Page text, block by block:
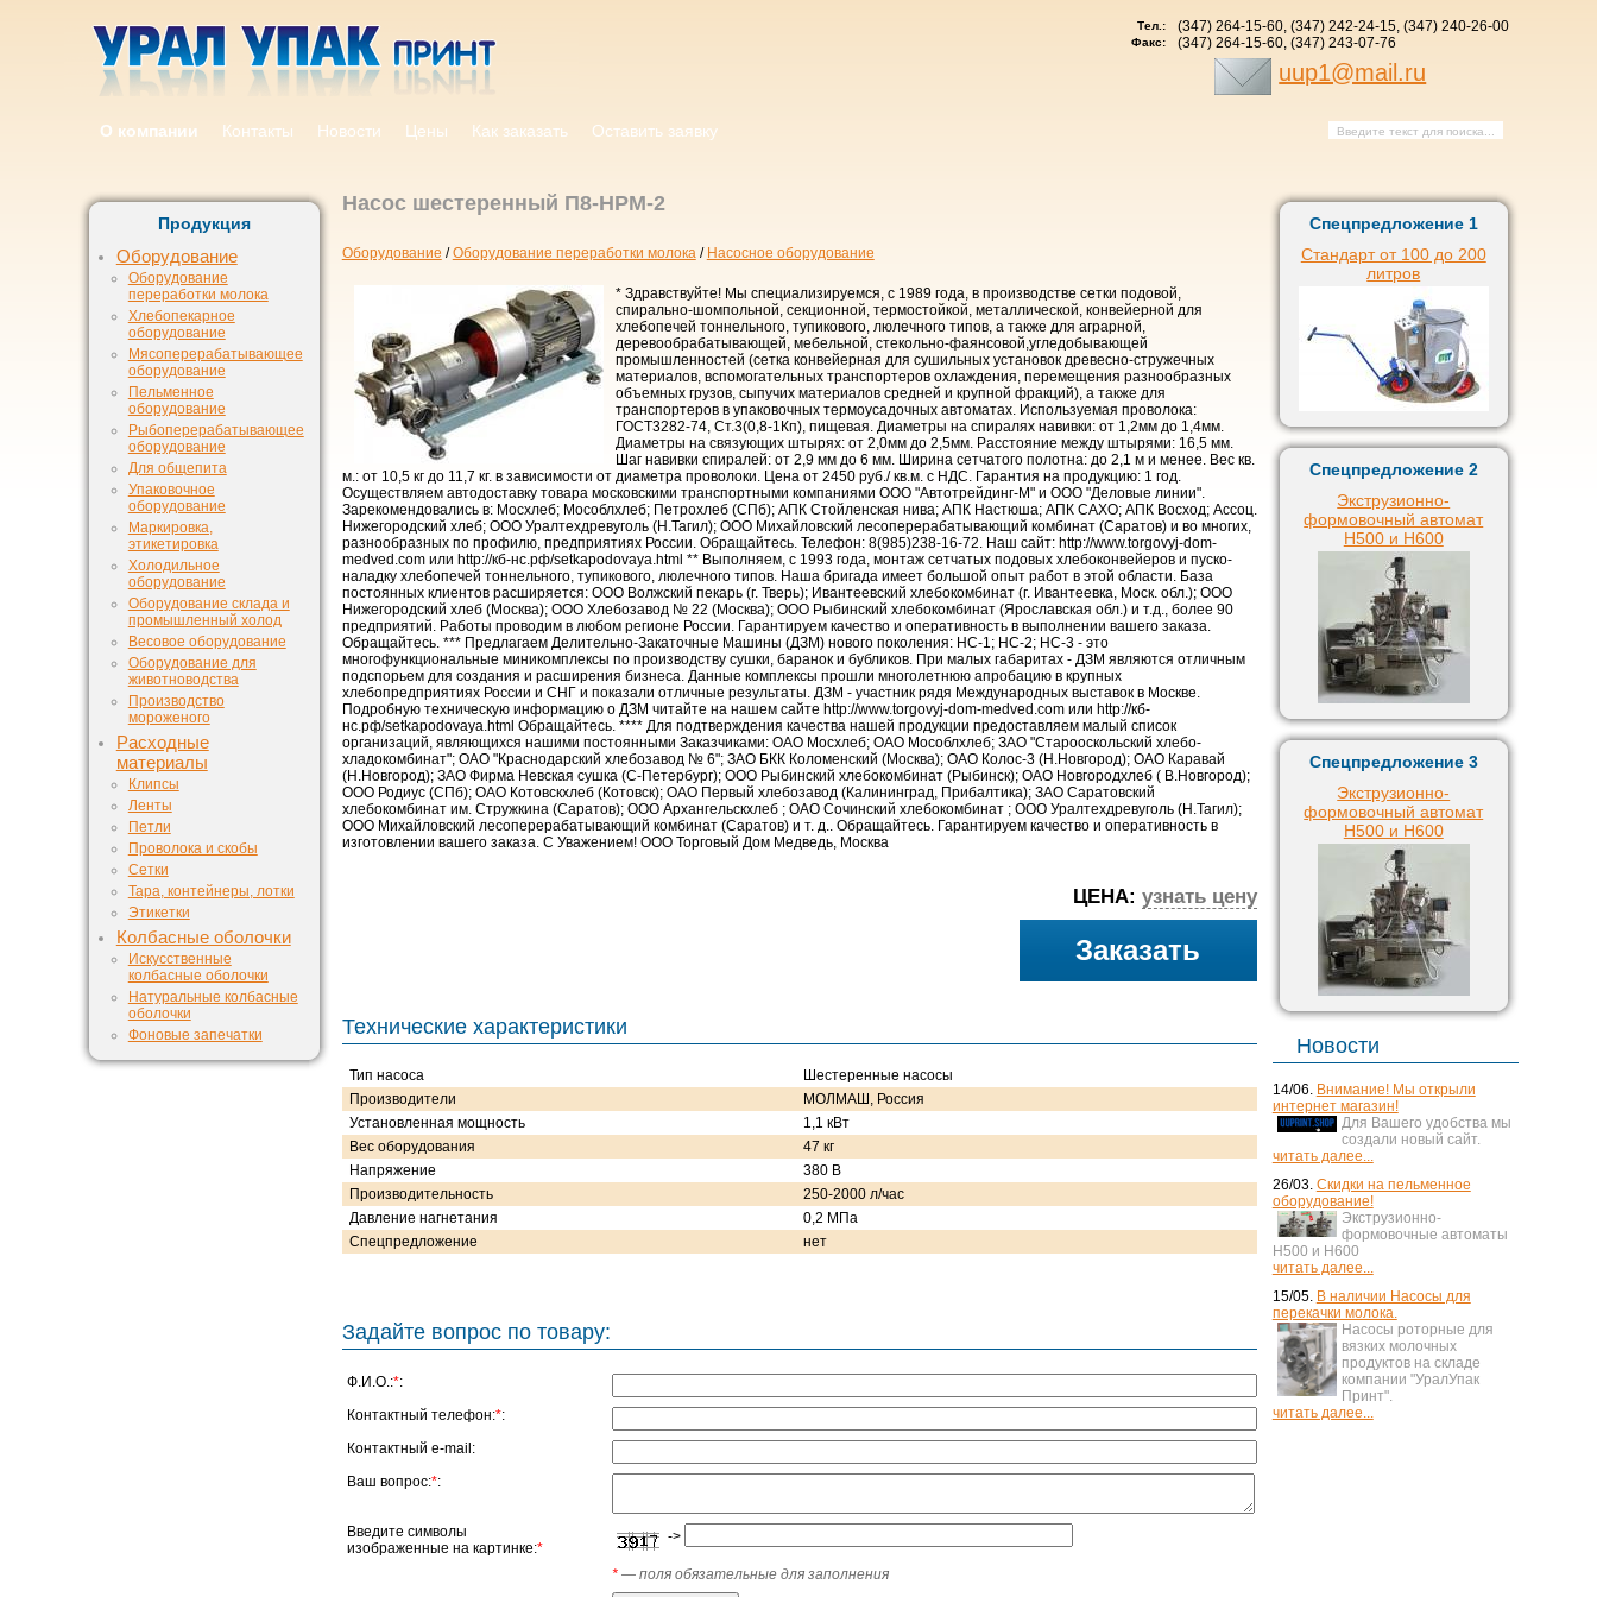
Тел.: (347) 264-15-60, (347) 242-24-15, (347) 240-26-00
Факс: (347) 264-15-60, (347) 243-07-76
uup1@mail.ru
О компании Контакты Новости Цены Как заказать Оставить заявку
Продукция
Оборудование
Оборудование
переработки молока
Хлебопекарное
оборудование
Мясоперерабатывающее
оборудование
Пельменное
оборудование
Рыбоперерабатывающее
оборудование
Для общепита
Упаковочное
оборудование
Маркировка,
этикетировка
Холодильное
оборудование
Оборудование склада и
промышленный холод
Весовое оборудование
Оборудование для
животноводства
Производство
мороженого
Расходные
материалы
Клипсы
Ленты
Петли
Проволока и скобы
Сетки
Тара, контейнеры, лотки
Этикетки
Колбасные оболочки
Искусственные
колбасные оболочки
Натуральные колбасные
оболочки
Фоновые запечатки
Насос шестеренный П8-НРМ-2
Оборудование /Оборудование переработки молока/ Насосное оборудование
* Здравствуйте! Мы специализируемся, с 1989 года, в производстве сетки подовой,
спирально-шомпольной, секционной, термостойкой, металлической, конвейерной для
хлебопечей тоннельного, тупикового, люлечного типов, а также для аграрной,
деревообрабатывающей, мебельной, стекольно-фаянсовой,угледобывающей
промышленностей (сетка конвейерная для сушильных установок древесно-стружечных
материалов, вспомогательных транспортеров охлаждения, перемещения разнообразных
объемных грузов, сыпучих материалов средней и крупной фракций), а также для
транспортеров в упаковочных термоусадочных автоматах. Используемая проволока:
ГОСТ3282-74, Ст.3(0,8-1Кп), пищевая. Диаметры на спиралях навивки: от 1,2мм до 1,4мм.
Диаметры на связующих штырях: от 2,0мм до 2,5мм. Расстояние между штырями: 16,5 мм.
Шаг навивки спиралей: от 2,9 мм до 6 мм. Ширина сетчатого полотна: до 2,1 м и менее. Вес кв.
м.: от 10,5 кг до 11,7 кг. в зависимости от диаметра проволоки. Цена от 2450 руб./ кв.м. с НДС. Гарантия на продукцию: 1 год.
Осуществляем автодоставку товара московскими транспортными компаниями ООО "Автотрейдинг-М" и ООО "Деловые линии".
Зарекомендовались в: Мосхлеб; Мособлхлеб; Петрохлеб (СПб); АПК Стойленская нива; АПК Настюша; АПК САХО; АПК Восход; Ассоц.
Нижегородский хлеб; ООО Уралтехдревуголь (Н.Тагил); ООО Михайловский лесоперерабатывающий комбинат (Саратов) и во многих,
разнообразных по профилю, предприятиях России. Обращайтесь. Телефон: 8(985)238-16-72. Наш сайт: http://www.torgovyj-dom-
medved.com или http://кб-нс.рф/setkapodovaya.html ** Выполняем, с 1993 года, монтаж сетчатых подовых хлебоконвейеров и пуско-
наладку хлебопечей тоннельного, тупикового, люлечного типов. Наша бригада имеет большой опыт работ в этой области. База
постоянных клиентов расширяется: ООО Волжский пекарь (г. Тверь); Ивантеевский хлебокомбинат (г. Ивантеевка, Моск. обл.); ООО
Нижегородский хлеб (Москва); ООО Хлебозавод № 22 (Москва); ООО Рыбинский хлебокомбинат (Ярославская обл.) и т.д., более 90
предприятий. Работы проводим в любом регионе России. Гарантируем качество и оперативность в выполнении вашего заказа.
Обращайтесь. *** Предлагаем Делительно-Закаточные Машины (ДЗМ) нового поколения: НС-1; НС-2; НС-3 - это
многофункциональные миникомплексы по производству сушки, баранок и бубликов. При малых габаритах - ДЗМ являются отличным
подспорьем для создания и расширения бизнеса. Данные комплексы прошли многолетнюю апробацию в крупных
хлебопредприятиях России и СНГ и показали отличные результаты. ДЗМ - участник рядя Международных выставок в Москве.
Подробную техническую информацию о ДЗМ читайте на нашем сайте http://www.torgovyj-dom-medved.com или http://кб-
нс.рф/setkapodovaya.html Обращайтесь. **** Для подтверждения качества нашей продукции предоставляем малый список
организаций, являющихся нашими постоянными Заказчиками: ОАО Мосхлеб; ОАО Мособлхлеб; ЗАО "Старооскольский хлебо-
хладокомбинат"; ОАО "Краснодарский хлебозавод № 6"; ЗАО БКК Коломенский (Москва); ОАО Колос-3 (Н.Новгород); ОАО Каравай
(Н.Новгород); ЗАО Фирма Невская сушка (С-Петербург); ООО Рыбинский хлебокомбинат (Рыбинск); ОАО Новгородхлеб ( В.Новгород);
ООО Родиус (СПб); ОАО Котовскхлеб (Котовск); ОАО Первый хлебозавод (Калининград, Прибалтика); ЗАО Саратовский
хлебокомбинат им. Стружкина (Саратов); ООО Архангельскхлеб ; ОАО Сочинский хлебокомбинат ; ООО Уралтехдревуголь (Н.Тагил);
ООО Михайловский лесоперерабатывающий комбинат (Саратов) и т. д.. Обращайтесь. Гарантируем качество и оперативность в
изготовлении вашего заказа. С Уважением! ООО Торговый Дом Медведь, Москва
ЦЕНА: узнать цену
Заказать
Технические характеристики
Тип насоса
Шестеренные насосы
Производители
МОЛМАШ, Россия
Установленная мощность
1,1 кВт
Вес оборудования
47 кг
Напряжение
380 В
Производительность
250-2000 л/час
Давление нагнетания
0,2 МПа
Спецпредложение
нет
Задайте вопрос по товару:
Ф.И.О.:*:
Контактный телефон:*:
Контактный e-mail:
Ваш вопрос:*:
Введите символы
изображенные на картинке:*
->
*— поля обязательные для заполнения
Спецпредложение 1
Стандарт от 100 до 200
литров
Спецпредложение 2
Экструзионно-
формовочный автомат
H500 и H600
Спецпредложение 3
Экструзионно-
формовочный автомат
H500 и H600
Новости
14/06. Внимание! Мы открыли
интернет магазин!
Для Вашего удобства мы
создали новый сайт.
читать далее...
26/03. Скидки на пельменное
оборудование!
Экструзионно-
формовочные автоматы
H500 и H600
читать далее...
15/05. В наличии Насосы для
перекачки молока.
Насосы роторные для
вязких молочных
продуктов на складе
компании "УралУпак
Принт".
читать далее...